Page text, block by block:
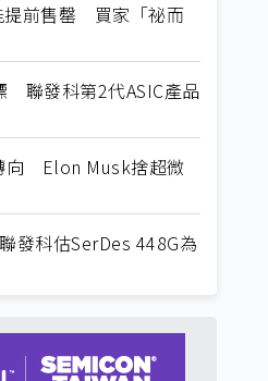
提前售罄 買家「祕而
聯發科第2代ASIC產品
向 Elon Musk捨超微
發科估SerDes 448G為